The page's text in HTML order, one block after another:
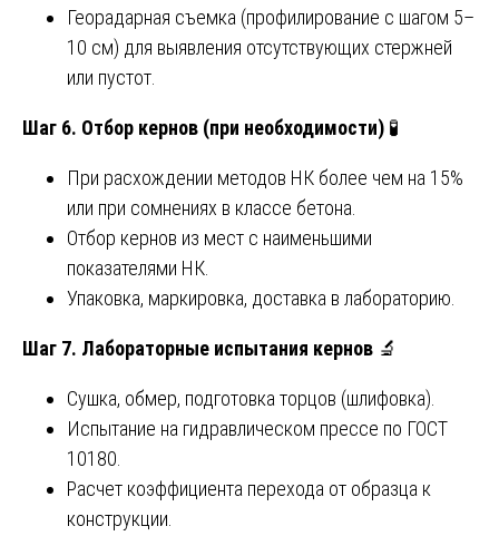
Георадарная съемка (профилирование с шагом 5–
10 см) для выявления отсутствующих стержней
или пустот.
Шаг 6. Отбор кернов (при необходимости) 🧪
При расхождении методов НК более чем на 15%
или при сомнениях в классе бетона.
Отбор кернов из мест с наименьшими
показателями НК.
Упаковка, маркировка, доставка в лабораторию.
Шаг 7. Лабораторные испытания кернов 🔬
Сушка, обмер, подготовка торцов (шлифовка).
Испытание на гидравлическом прессе по ГОСТ
10180.
Расчет коэффициента перехода от образца к
конструкции.